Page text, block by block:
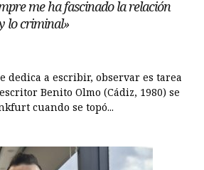
me ha fascinado la relación
lo criminal»
dedica a escribir, observar es tarea
Benito Olmo (Cádiz, 1980) se
cuando se topó...